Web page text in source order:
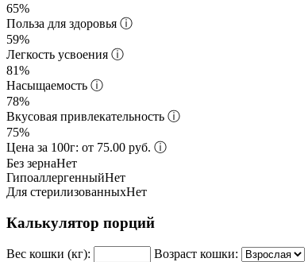
65%
Польза для здоровья ⓘ
59%
Легкость усвоения ⓘ
81%
Насыщаемость ⓘ
78%
Вкусовая привлекательность ⓘ
75%
Цена за 100г: от 75.00 руб. ⓘ
Без зернаНет
ГипоаллергенныйНет
Для стерилизованныхНет
Калькулятор порций
Вес кошки (кг): Возраст кошки: